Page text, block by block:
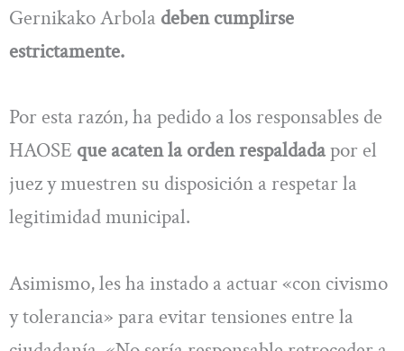
Gernikako Arbola deben cumplirse
estrictamente.
Por esta razón, ha pedido a los responsables de
HAOSE que acaten la orden respaldadapor el
juez y muestren su disposición a respetar la
legitimidad municipal.
Asimismo, les ha instado a actuar «con civismo
y tolerancia» para evitar tensiones entre la